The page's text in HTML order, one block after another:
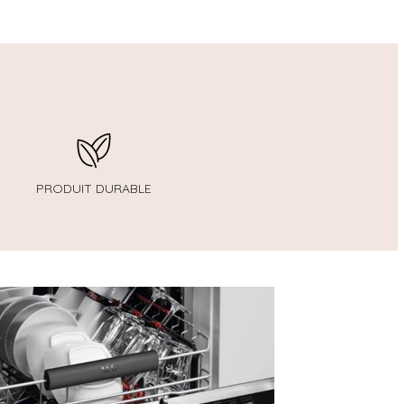
PRODUIT DURABLE
geste écologique qui vous
facilitera aussi la vie !